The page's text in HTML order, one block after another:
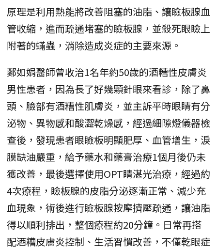
原理是利用熱能將改善阻塞的油脂、讓瞼板腺血
管收縮，進而疏通堵塞的瞼板腺，並殺死眼瞼上
附著的蟎蟲，消除造成炎症的主要來源。
鄭如娟醫師曾收治1名年約50歲的酒糟性皮膚炎
男性患者，因為長了好幾顆針眼來看診，除了鼻
頭、臉部有酒糟性肌膚炎，並主訴平時眼睛有分
泌物、異物感和酸澀乾燥感，經過細隙燈儀器檢
查後，發現患者眼瞼板明顯肥厚、血管增生，淚
膜缺油嚴重，給予藥水和藥膏治療1個月後仍未
獲改善，最後選擇使用OPT睛湛光治療，經過約
4次療程，瞼板腺的皮脂分泌逐漸正常、減少充
血現象，術後進行瞼板腺按摩擠壓疏通，讓油脂
得以順利排出，整個療程約20分鐘。日常再搭
配酒糟皮膚炎控制、生活習慣改善，不僅乾眼症